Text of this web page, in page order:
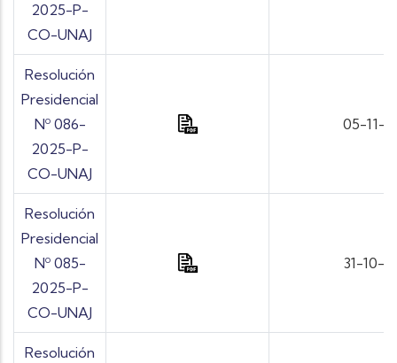
2025-P-
CO-UNAJ
Resolución
Presidencial
Nº 086-
2025-P-
CO-UNAJ
05-11-
Resolución
Presidencial
Nº 085-
2025-P-
CO-UNAJ
31-10-
Resolución